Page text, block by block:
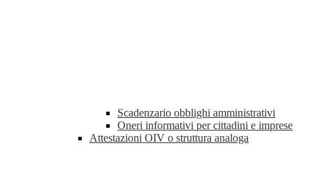
Scadenzario obblighi amministrativi
Oneri informativi per cittadini e imprese
Attestazioni OIV o struttura analoga